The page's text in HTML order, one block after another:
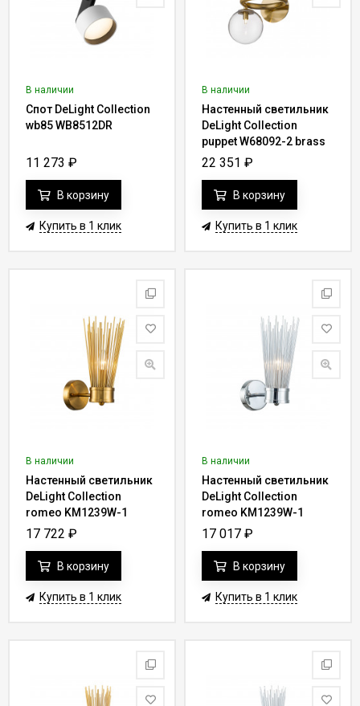
В наличии
Спот DeLight Collection
wb85 WB8512DR
11 273 ₽
В корзину
Купить в 1 клик
В наличии
Настенный светильник
DeLight Collection
puppet W68092-2 brass
22 351 ₽
В корзину
Купить в 1 клик
В наличии
Настенный светильник
DeLight Collection
romeo KM1239W-1
brass
17 722 ₽
В корзину
Купить в 1 клик
В наличии
Настенный светильник
DeLight Collection
romeo KM1239W-1
chrome
17 017 ₽
В корзину
Купить в 1 клик